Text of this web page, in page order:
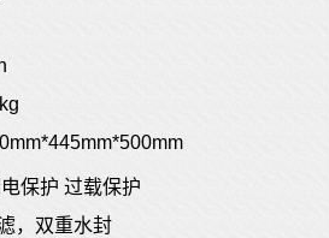
445mm*500mm
保护 过载保护
，双重水封